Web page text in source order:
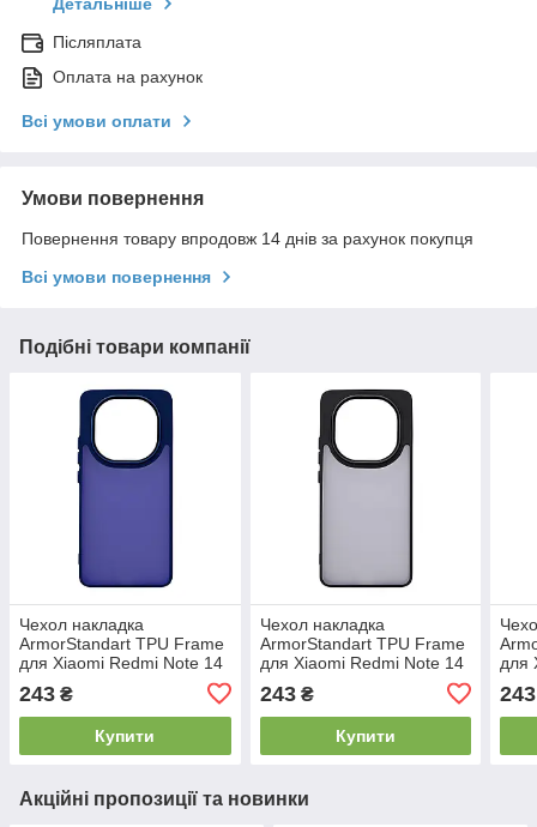
Детальніше
Післяплата
Оплата на рахунок
Всі умови оплати
Умови повернення
Повернення товару впродовж 14 днів за рахунок покупця
Всі умови повернення
Подібні товари компанії
Чехол накладка
ArmorStandart TPU Frame
для Xiaomi Redmi Note 14
(ARM82402)
243 ₴
Купити
Чехол накладка
ArmorStandart TPU Frame
для Xiaomi Redmi Note 14
(ARM82401)
243₴
Купити
для
243
Акційні пропозиції та новинки